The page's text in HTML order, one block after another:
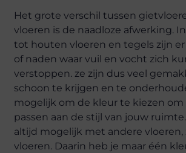
Het grote verschil tussen
vloeren is de naadloze afwerking.
tot houten vloeren en tegels zijn
of naden waar vuil en vocht zich
verstoppen. ze zijn dus veel
schoon te krijgen en te
mogelijk om de kleur te kiezen om
passen aan de stijl van jouw
altijd mogelijk met andere vloeren,
vloeren. Daarin heb je maar één